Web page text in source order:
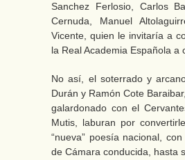
Sanchez Ferlosio, Carlos
Cernuda, Manuel
Vicente, quien le invitaría a
la Real Academia Española a
No así, el soterrado y
Durán y Ramón Cote
galardonado con el
Mutis, laburan por
“nueva” poesía nacional,
de Cámara conducida, hasta